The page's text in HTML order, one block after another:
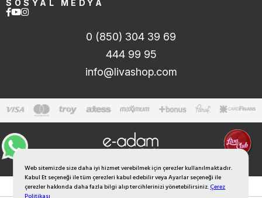
Web sitemizde size daha iyi hizmet verebilmek için çerezler kullanılmaktadır.
Kabul Et seçeneği ile tüm çerezleri kabul edebilir veya Ayarlar seçeneği ile
çerezler hakkında daha fazla bilgi alıp tercihlerinizi yönetebilirsiniz.Çerez
Politikası
SOSYAL MEDYA
0 (850) 304 39 69
444 99 95
info@livashop.com